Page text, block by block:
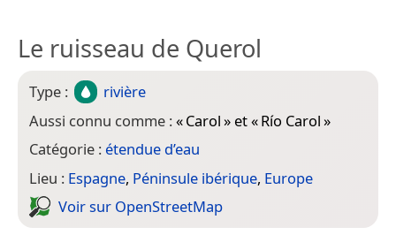
Le ruisseau de Querol
Type :
rivière
Aussi connu comme :«Carol» et «Río Carol»
Catégorie : étendue d’eau
Lieu : Espagne, Péninsule ibérique, Europe
Voir sur Open­Street­Map